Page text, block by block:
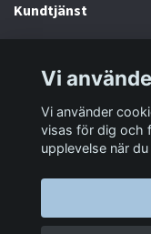
Kundtjänst
Sociala medier
Vi
Vi använder
visas för dig och
upplevelse när